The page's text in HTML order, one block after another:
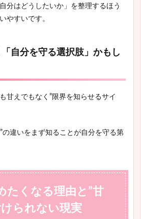
分はどうしたいか」を整理するほう
やすいです。
「自分を守る選択肢」かもし
甘えでもなく”限界を知らせるサイ
の違いをまず知ることが自分を守る第
たくなる理由と”甘
けられない現実